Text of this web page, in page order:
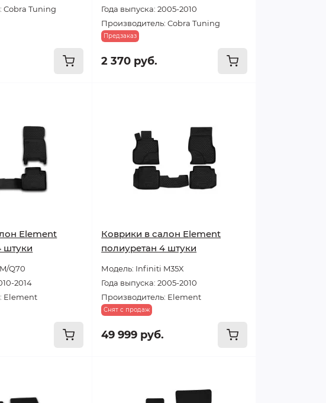
Cobra Tuning
Года выпуска: 2005-2010
Производитель: Cobra Tuning
Предзаказ
2 370 руб.
Element
штуки
Q70
2014
Element
Коврики в салон Element
полиуретан 4 штуки
Модель: Infiniti M35X
Года выпуска: 2005-2010
Производитель: Element
Снят с продаж
49 999 руб.